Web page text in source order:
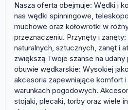
Nasza oferta obejmuje: Wędki i
nas wędki spinningowe,
muchowe oraz kołowrotki w
przeznaczeniu. Przynęty i
naturalnych, sztucznych, zanęt i
zwiększą Twoje szanse na udany
obuwie wędkarskie: Wysokiej
akcesoria zapewniające komfort
warunkach pogodowych.
stojaki, plecaki, torby oraz wiele